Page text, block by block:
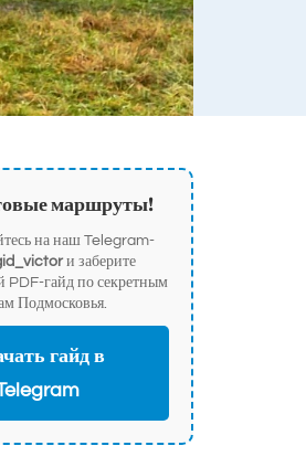
маршруты!
на наш Telegram-
и заберите
PDF-гайд по секретным
Подмосковья.
гайд в